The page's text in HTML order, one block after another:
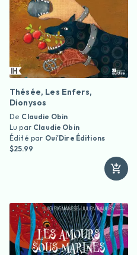
Thésée, Les Enfers,
Dionysos
De Claudie Obin
Lu par Claudie Obin
Édité par Oui'Dire Éditions
$25.99